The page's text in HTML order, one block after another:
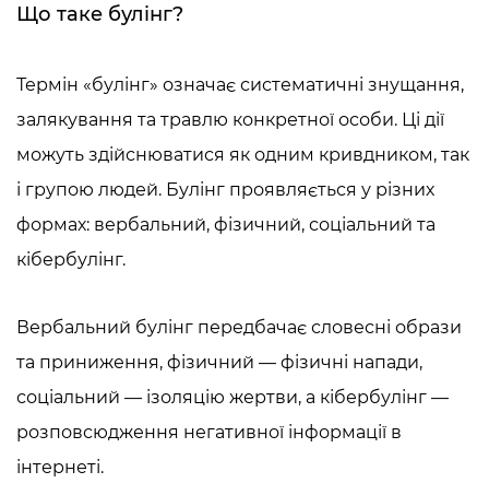
Що таке булінг?
Термін «булінг» означає систематичні знущання,
залякування та травлю конкретної особи. Ці дії
можуть здійснюватися як одним кривдником, так
і групою людей. Булінг проявляється у різних
формах: вербальний, фізичний, соціальний та
кібербулінг.
Вербальний булінг передбачає словесні образи
та приниження, фізичний — фізичні напади,
соціальний — ізоляцію жертви, а кібербулінг —
розповсюдження негативної інформації в
інтернеті.